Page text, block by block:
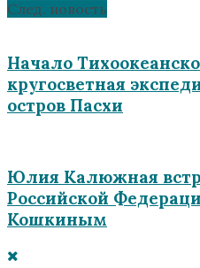
След. новость
Начало
кругосветная
остров Пасхи
Юлия Калюжная
Российской
Кошкиным